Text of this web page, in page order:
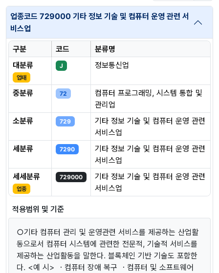
업종코드 729000 기타 정보 기술 및 컴퓨터 운영 관련 서
비스업
구분 코드
분류명
대분류
업태
J 정보통신업
중분류 72
컴퓨터 프로그래밍, 시스템 통합 및
관리업
소분류
729
기타 정보 기술 및 컴퓨터 운영 관련
서비스업
세분류
7290
기타 정보 기술 및 컴퓨터 운영 관련
서비스업
세세분류
업종
729000
기타 정보 기술 및 컴퓨터 운영 관련
서비스업
적용범위 및 기준
○기타 컴퓨터 관리 및 운영관련 서비스를 제공하는 산업활
동으로서 컴퓨터 시스템에 관련한 전문적, 기술적 서비스를
제공하는 산업활동을 말한다. 블록체인 기반 기술도 포함한
다. <예 시> ・컴퓨터 장애 복구 ・컴퓨터 및 소프트웨어